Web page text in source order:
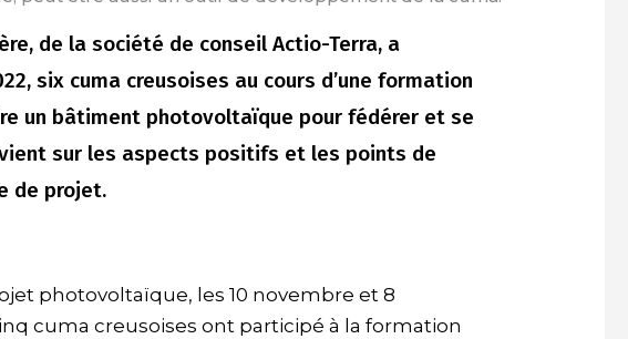
de la société de conseil Actio-Terra, a
six cuma creusoises au cours d’une formation
un bâtiment photovoltaïque pour fédérer et se
sur les aspects positifs et les points de
de projet.
photovoltaïque, les 10 novembre et 8
cuma creusoises ont participé à la formation